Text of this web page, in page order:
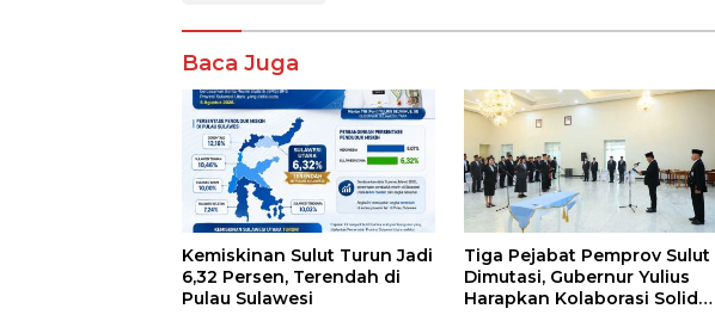
Baca Juga
Kemiskinan Sulut Turun Jadi
6,32 Persen, Terendah di
Pulau Sulawesi
Tiga Pejabat Pemprov Sulut
Dimutasi, Gubernur Yulius
Harapkan Kolaborasi Solid